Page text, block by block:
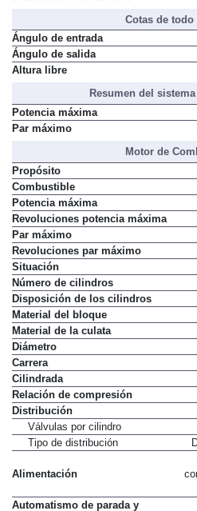
Cotas de todo
Ángulo de entrada
Ángulo de salida
Resumen del
Potencia máxima
Motor de
Propósito
Combustible
Potencia máxima
Revoluciones potencia máxima
Par máximo
Revoluciones par máximo
Situación
Número de cilindros
Disposición de los cilindros
Material del bloque
Material de la culata
Diámetro
Carrera
Cilindrada
Relación de compresión
Distribución
Válvulas por cilindro